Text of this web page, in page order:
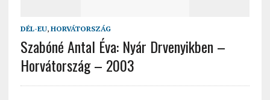
DÉL-EU, HORVÁTORSZÁG
Szabóné Antal Éva: Nyár Drvenyikben –
Horvátország – 2003